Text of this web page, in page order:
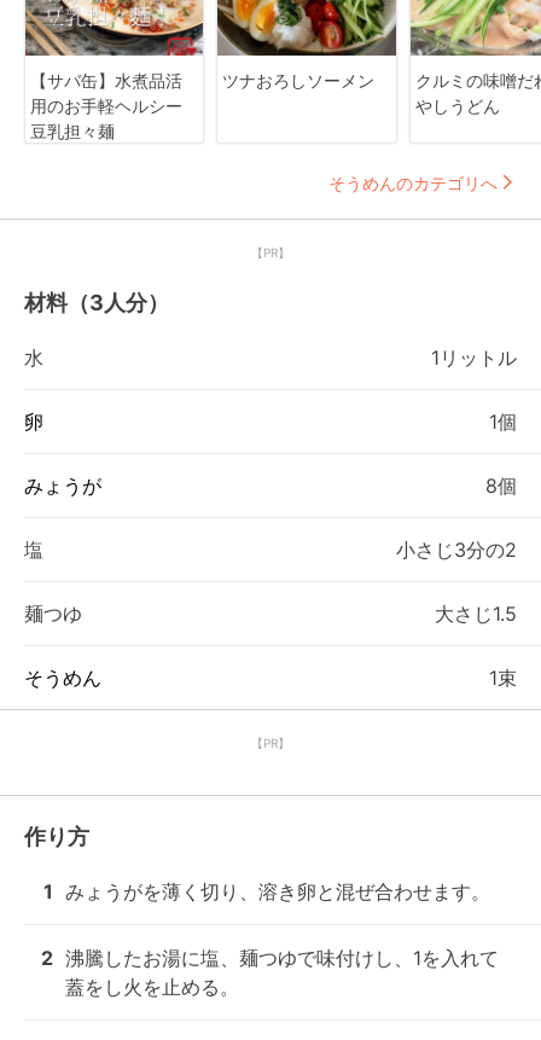
【サバ缶】水煮品活
用のお手軽ヘルシー
豆乳担々麺
ツナおろしソーメン
クルミの味噌だ
やしうどん
そうめんのカテゴリへ
【PR】
材料（3人分）
水 1リットル
卵 1個
みょうが 8個
塩 小さじ3分の2
麺つゆ 大さじ1.5
そうめん 1束
【PR】
作り方
1 みょうがを薄く切り、溶き卵と混ぜ合わせます。
2 沸騰したお湯に塩、麺つゆで味付けし、1を入れて
蓋をし火を止める。